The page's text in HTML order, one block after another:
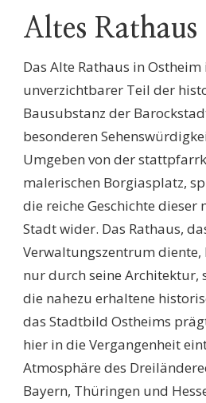
Altes Rathaus
Das Alte Rathaus in Ostheim
unverzichtbarer Teil der
Bausubstanz der
besonderen
Umgeben von der
malerischen Borgiasplatz,
die reiche Geschichte
Stadt wider. Das Rathaus,
Verwaltungszentrum
nur durch seine Architektur,
die nahezu erhaltene
das Stadtbild Ostheims
hier in die Vergangenheit
Atmosphäre des
Bayern, Thüringen und